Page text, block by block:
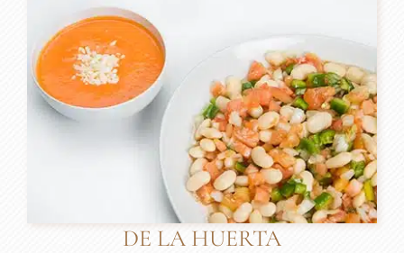
DE LA HUERTA